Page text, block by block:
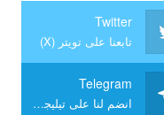
Twitter
تابعنا على تويتر (X)
Telegram
انضم لنا على تيليجرام